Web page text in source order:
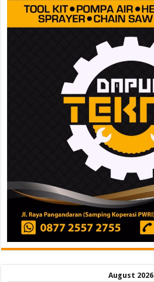
August 2026